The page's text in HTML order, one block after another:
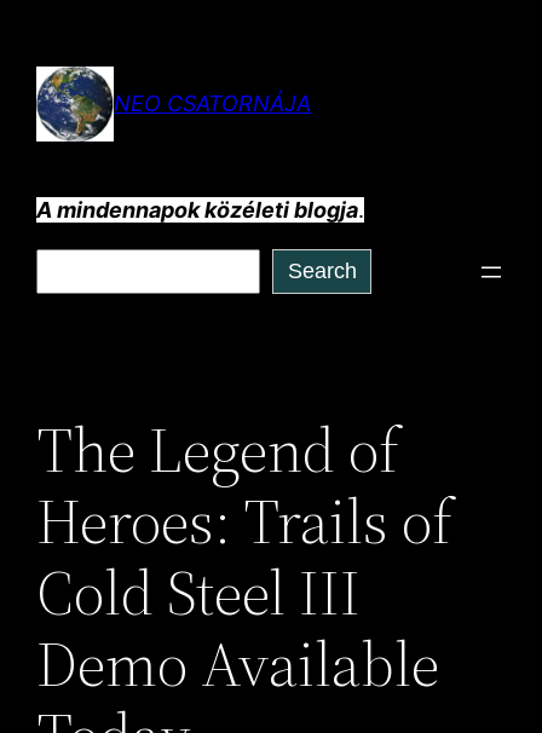
tartalomhozNEO CSATORNÁJA
A mindennapok közéleti blogja.
Search
The Legend of
Heroes: Trails of
Cold Steel III
Demo Available